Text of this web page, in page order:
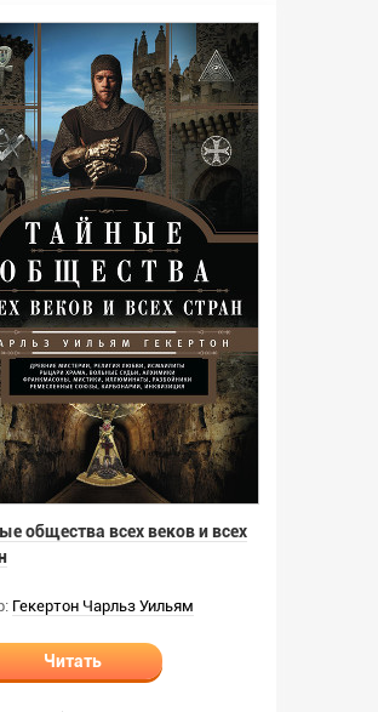
общества всех веков и всех
Гекертон Чарльз Уильям
Читать